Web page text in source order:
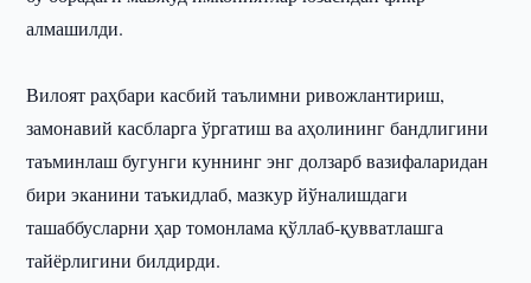
алмашилди.
Вилоят раҳбари касбий таълимни ривожлантириш,
замонавий касбларга ўргатиш ва аҳолининг бандлигини
таъминлаш бугунги куннинг энг долзарб вазифаларидан
бири эканини таъкидлаб, мазкур йўналишдаги
ташаббусларни ҳар томонлама қўллаб-қувватлашга
тайёрлигини билдирди.